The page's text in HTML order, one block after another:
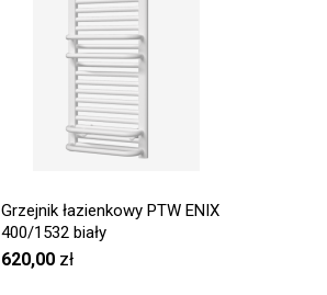
Grzejnik łazienkowy PTW ENIX
400/1532 biały
620,00 zł